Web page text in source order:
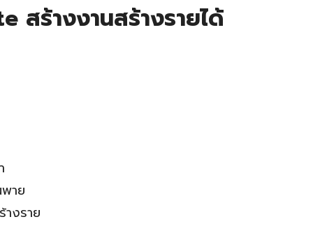
สร้างงานสร้างรายได้
าย
งราย